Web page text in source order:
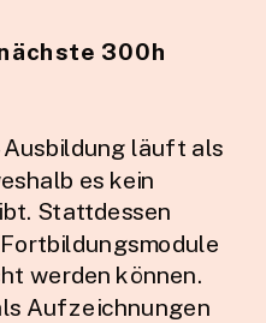
300h
läuft als
es kein
Stattdessen
werden können.
Aufzeichnungen